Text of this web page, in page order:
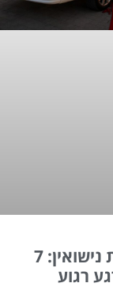
לימוזינה להצעת נישואין: 7
רגוע